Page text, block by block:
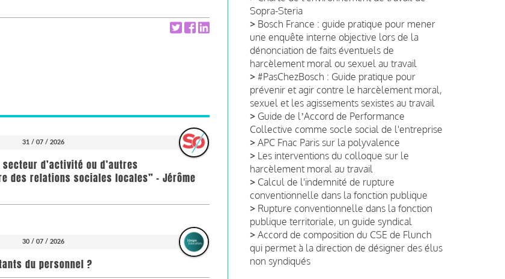
31 / 07 / 2026
d’activité ou d’autres
des relations sociales locales” - Jérôme
30 / 07 / 2026
du personnel ?
Sopra-Steria
> Bosch France : guide pratique pour mener
une enquête interne objective lors de la
dénonciation de faits éventuels de
harcèlement moral ou sexuel au travail
> #PasChezBosch : Guide pratique pour
prévenir et agir contre le harcèlement moral,
sexuel et les agissements sexistes au travail
> Guide de lʼAccord de Performance
Collective comme socle social de l'entreprise
> APC Fnac Paris sur la polyvalence
> Les interventions du colloque sur le
harcèlement moral au travail
> Calcul de l'indemnité de rupture
conventionnelle dans la fonction publique
> Rupture conventionnelle dans la fonction
publique territoriale, un guide syndical
> Accord de composition du CSE de Flunch
qui permet à la direction de désigner des élus
non syndiqués